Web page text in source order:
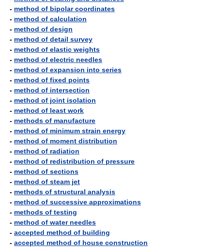
- method of bipolar coordinates
- method of calculation
- method of design
- method of detail survey
- method of elastic weights
- method of electric needles
- method of expansion into series
- method of fixed points
- method of intersection
- method of joint isolation
- method of least work
- methods of manufacture
- method of minimum strain energy
- method of moment distribution
- method of radiation
- method of redistribution of pressure
- method of sections
- method of steam jet
- methods of structural analysis
- method of successive approximations
- methods of testing
- method of water needles
- accepted method of building
- accepted method of house construction